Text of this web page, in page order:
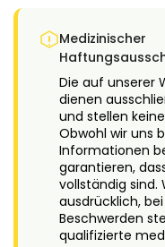
Medizinischer
Die auf unserer
dienen
und stellen
Obwohl wir uns
Informationen
garantieren,
vollständig sind.
ausdrücklich,
Beschwerden
qualifizierte